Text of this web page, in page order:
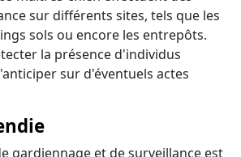
sur différents sites, tels que les
sols ou encore les entrepôts.
la présence d'individus
sur d'éventuels actes
gardiennage et de surveillance est